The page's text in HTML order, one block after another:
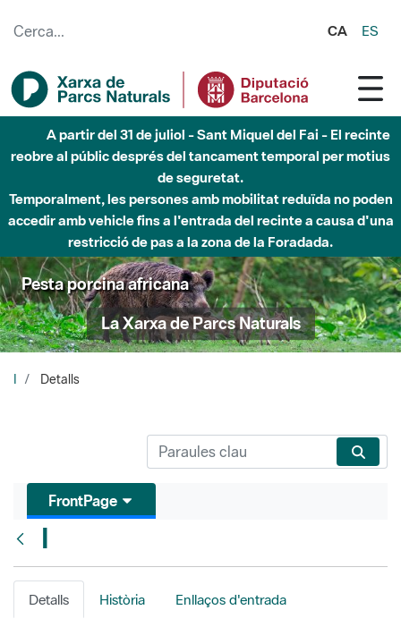
CA ES
A partir del 31 de juliol - Sant Miquel del Fai - El recinte
reobre al públic després del tancament temporal per motius
de seguretat.
Temporalment, les persones amb mobilitat reduïda no poden
accedir amb vehicle fins a l'entrada del recinte a causa d'una
restricció de pas a la zona de la Foradada.
Pesta porcina africana
La Xarxa de Parcs Naturals
Detalls
FrontPage
I
Detalls Història Enllaços d'entrada